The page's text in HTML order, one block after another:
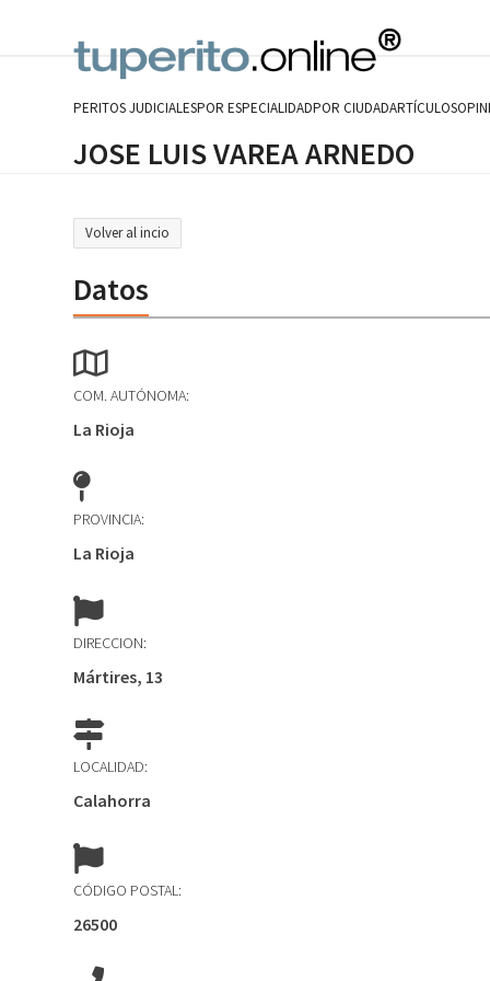
PERITOS JUDICIALESPOR ESPECIALIDADPOR CIUDADARTÍCULOS
JOSE LUIS VAREA ARNEDO
Volver al incio
Datos
COM. AUTÓNOMA:
La Rioja
PROVINCIA:
La Rioja
DIRECCION:
Mártires, 13
LOCALIDAD:
Calahorra
CÓDIGO POSTAL:
26500